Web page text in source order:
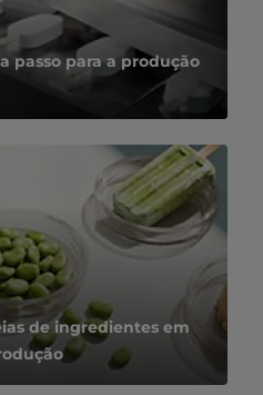
passo para a produção
de ingredientes em